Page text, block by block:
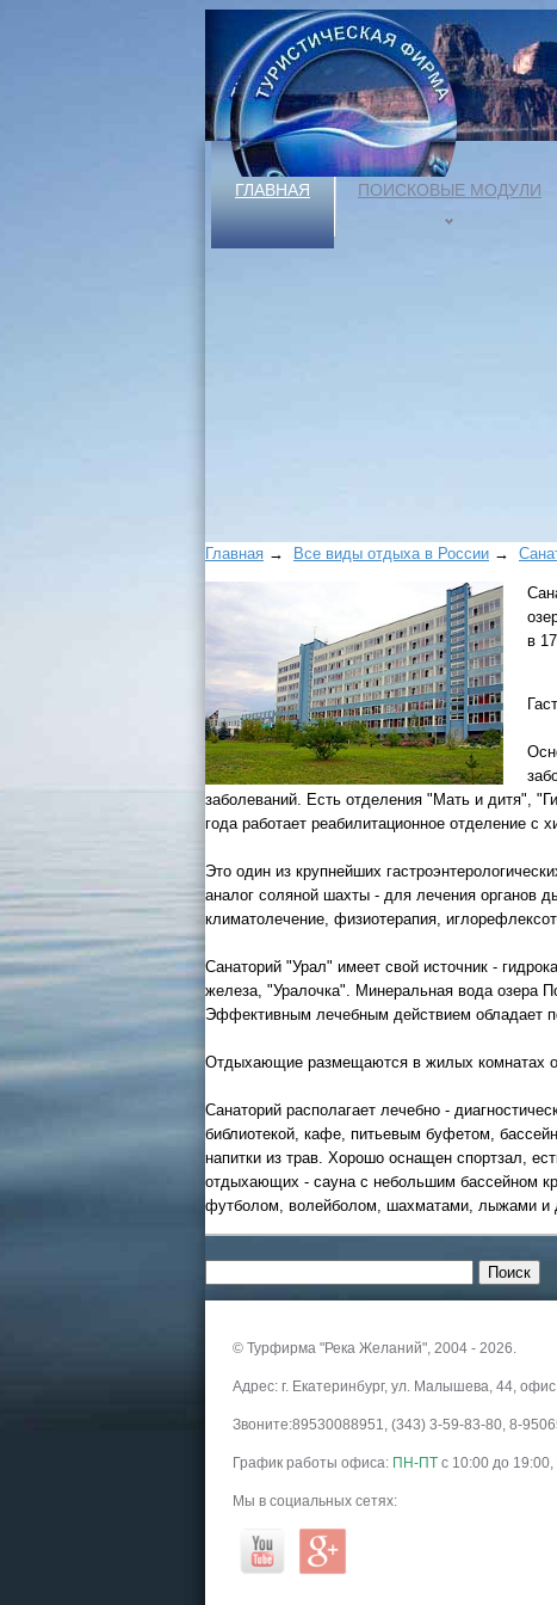
ГЛАВНАЯ ПОИСКОВЫЕ МОДУЛИ
Главная → Все виды отдыха в России →
в
заболеваний. Есть отделения "Мать и дитя",
года работает реабилитационное отделение с
Это один из крупнейших
аналог соляной шахты - для лечения органов
климатолечение, физиотерапия,
Санаторий "Урал" имеет свой источник -
железа, "Уралочка". Минеральная вода озера
Эффективным лечебным действием обладает
Отдыхающие размещаются в жилых комнатах
Санаторий располагает лечебно -
библиотекой, кафе, питьевым буфетом,
напитки из трав. Хорошо оснащен спортзал,
отдыхающих - сауна с небольшим бассейном
футболом, волейболом, шахматами, лыжами и
© Турфирма "Река Желаний", 2004 - 2026.
Адрес: г. Екатеринбург, ул. Малышева, 44,
Звоните:89530088951, (343) 3-59-83-80, 8-
График работы офиса: ПН-ПТ с 10:00 до 19:00,
Мы в социальных сетях: